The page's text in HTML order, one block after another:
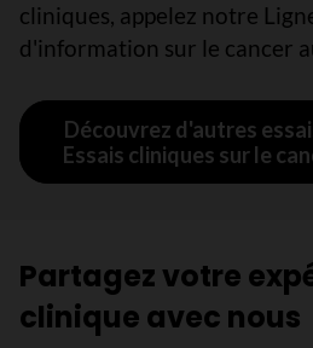
cliniques, appelez notre
d'information sur le cancer
Découvrez d'autres
Essais cliniques sur le
Partagez votre
clinique avec nous